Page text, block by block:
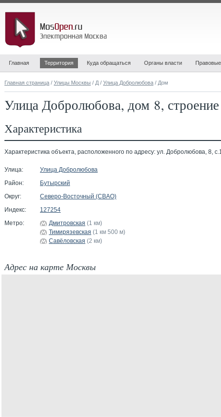
Главная Территория Куда обращаться Органы власти
Главная страница / Улицы Москвы / Д / Улица Добролюбова / Дом
Улица Добролюбова, дом 8,
Характеристика
Характеристика объекта, расположенного по адресу: ул. Добролюбова, 8,
Улица:
Улица Добролюбова
Район:
Бутырский
Округ:
Северо-Восточный (СВАО)
Индекс:
127254
Метро:
Дмитровская (1 км)
Тимирязевская (1 км 500 м)
Савёловская (2 км)
Адрес на карте Москвы